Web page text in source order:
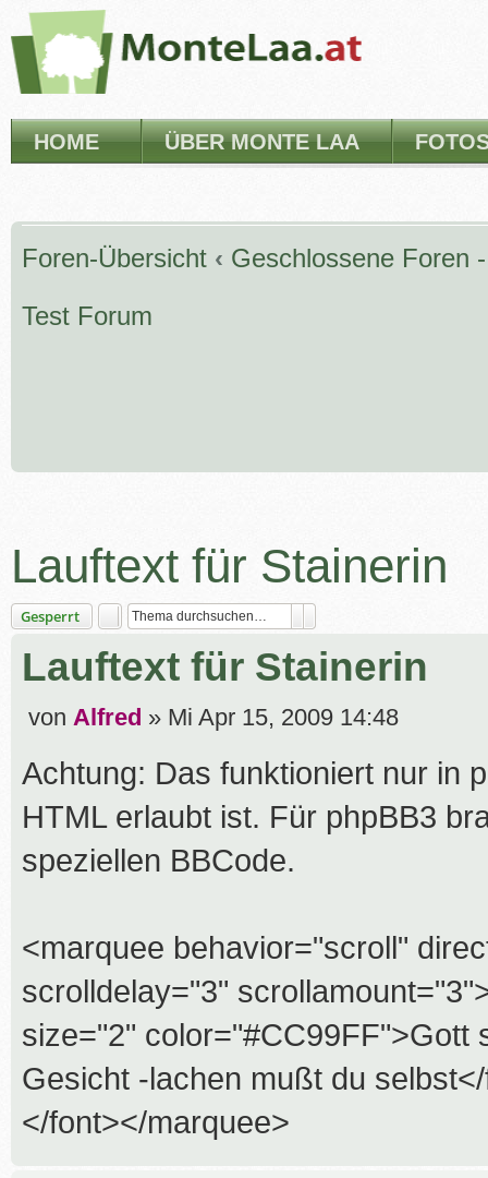
HOME ÜBER MONTE LAA
Foren-Übersicht ‹ Geschlossene Foren
Test Forum
Lauftext für Stainerin
Gesperrt
Lauftext für Stainerin
B
i
t
r
a
von Alfred » Mi Apr 15, 2009 14:48
Achtung: Das funktioniert nur in
HTML erlaubt ist. Für phpBB3
speziellen BBCode.
<marquee behavior="scroll"
scrolldelay="3"
size="2" color="#CC99FF">Gott
Gesicht -lachen mußt du
</font></marquee>